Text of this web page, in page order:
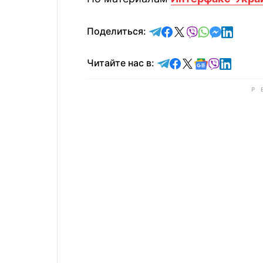
Поделиться: отправить в Telegram
поделиться в
поделиться в X
отправить в
отправить
Читайте нас в: Читайте в Telegram
Читайте в
Читайте в X
Читайте в
Читайте